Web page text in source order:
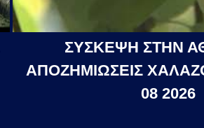
ΣΥΣΚΕΨΗ ΣΤΗΝ
ΑΠΟΖΗΜΙΩΣΕΙΣ
08 2026